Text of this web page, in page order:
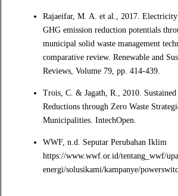
Rajaeifar, M. A. et al., 2017. Electricity
GHG emission reduction potentials
municipal solid waste management
comparative review. Renewable and
Reviews, Volume 79, pp. 414-439.
Trois, C. & Jagath, R., 2010.
Reductions through Zero Waste
Municipalities. IntechOpen.
WWF, n.d. Seputar Perubahan Iklim
https://www.wwf.or.id/tentang_wwf/
energi/solusikami/kampanye/